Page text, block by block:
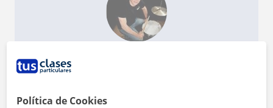
★
Política de Cookies